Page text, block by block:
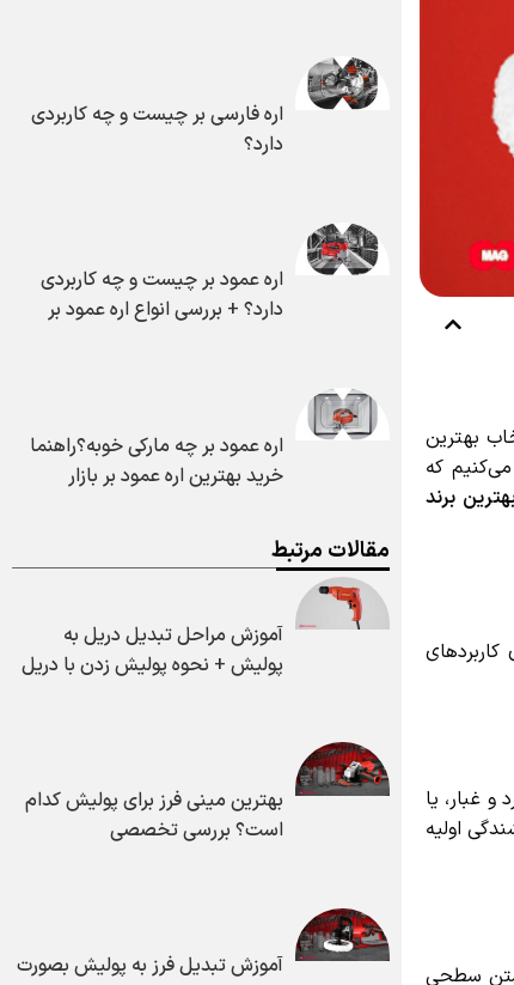
بهترین
که
برند
یا
اولیه
سطحی
اره فارسی بر چیست و چه کاربردی
دارد؟
اره عمود بر چیست و چه کاربردی
دارد؟ + بررسی انواع اره عمود بر
اره عمود بر چه مارکی خوبه؟راهنما
خرید بهترین اره عمود بر بازار
مقالات مرتبط
آموزش مراحل تبدیل دریل به
پولیش + نحوه پولیش زدن با دریل
بهترین مینی فرز برای پولیش کدام
است؟ بررسی تخصصی
آموزش تبدیل فرز به پولیش بصورت